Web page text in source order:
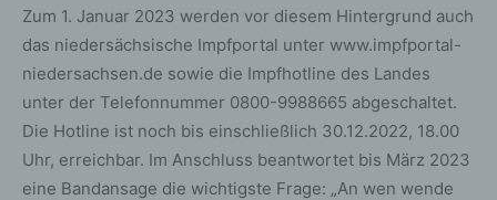
Zum 1. Januar 2023 werden vor diesem Hintergrund auch
das niedersächsische Impfportal unter www.impfportal-
niedersachsen.de sowie die Impfhotline des Landes
unter der Telefonnummer 0800-9988665 abgeschaltet.
Die Hotline ist noch bis einschließlich 30.12.2022, 18.00
Uhr, erreichbar. Im Anschluss beantwortet bis März 2023
eine Bandansage die wichtigste Frage: „An wen wende